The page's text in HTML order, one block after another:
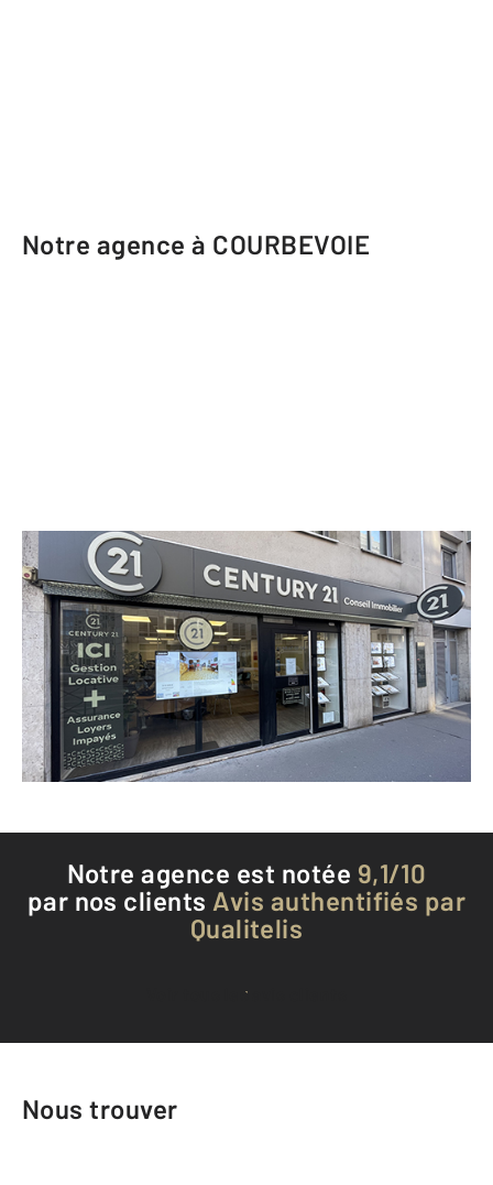
Notre agence à COURBEVOIE
CENTURY 21 Conseil Immobilier
22 rue de l'Abreuvoir
COURBEVOIE - 92400
Envoyer un message
Téléphoner à l'agence
Notre agence est notée 9,1/10
par nos clients Avis authentifiés par
Qualitelis
Voir tous les avis clients
Nous trouver